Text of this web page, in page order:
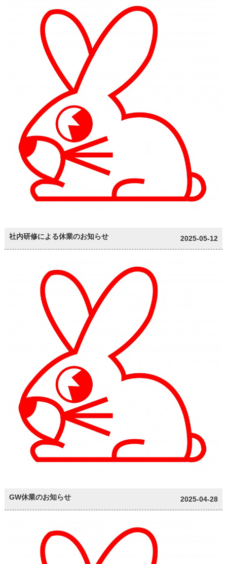
社内研修による休業のお知らせ 2025-05-12
GW休業のお知らせ 2025-04-28